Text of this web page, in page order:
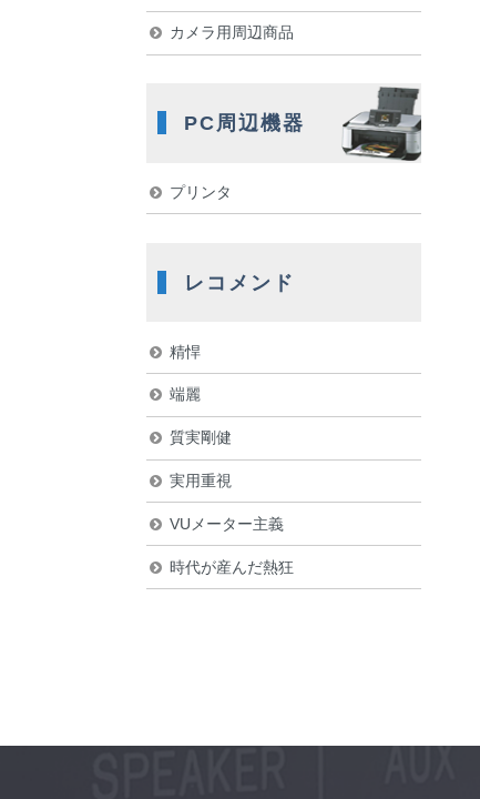
カメラ用周辺商品
PC周辺機器
プリンタ
レコメンド
精悍
端麗
質実剛健
実用重視
VUメーター主義
時代が産んだ熱狂